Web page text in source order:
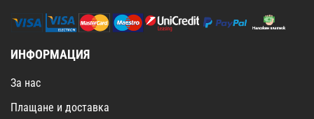
ИНФОРМАЦИЯ
За нас
Плащане и доставка